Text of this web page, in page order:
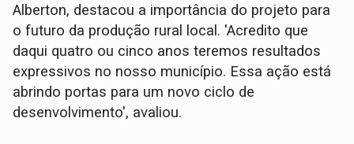
Alberton, destacou a importância do projeto para
o futuro da produção rural local. 'Acredito que
daqui quatro ou cinco anos teremos resultados
expressivos no nosso município. Essa ação está
abrindo portas para um novo ciclo de
desenvolvimento', avaliou.